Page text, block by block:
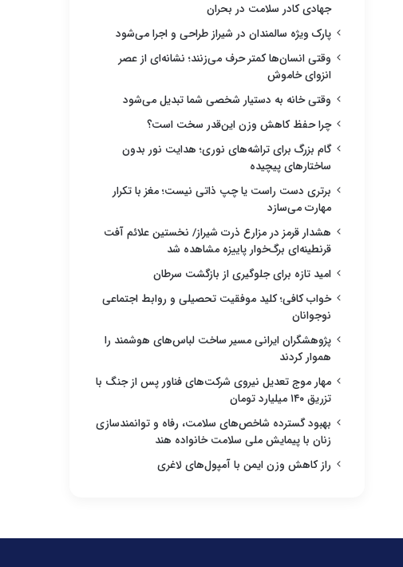
جهادی کادر سلامت در بحران
پارک ویژه سالمندان در شیراز طراحی و اجرا می‌شود
وقتی انسان‌ها کمتر حرف می‌زنند؛ نشانه‌ای از عصر
انزوای خاموش
وقتی خانه به دستیار شخصی شما تبدیل می‌شود
چرا حفظ کاهش وزن این‌قدر سخت است؟
گام بزرگ برای تراشه‌های نوری؛ هدایت نور بدون
ساختارهای پیچیده
برتری دست راست یا چپ ذاتی نیست؛ مغز با تکرار
مهارت می‌سازد
هشدار قرمز در مزارع ذرت شیراز/ نخستین علائم آفت
قرنطینه‌ای برگ‌خوار پاییزه مشاهده شد
امید تازه برای جلوگیری از بازگشت سرطان
خواب کافی؛ کلید موفقیت تحصیلی و روابط اجتماعی
نوجوانان
پژوهشگران ایرانی مسیر ساخت لباس‌های هوشمند را
هموار کردند
مهار موج تعدیل نیروی شرکت‌های فناور پس از جنگ با
تزریق ۱۴۰ میلیارد تومان
بهبود گسترده شاخص‌های سلامت، رفاه و توانمندسازی
زنان با پیمایش ملی سلامت خانواده هند
راز کاهش وزن ایمن با آمپول‌های لاغری